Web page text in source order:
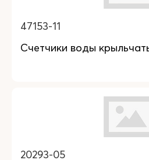
47153-11
Счетчики воды
20293-05